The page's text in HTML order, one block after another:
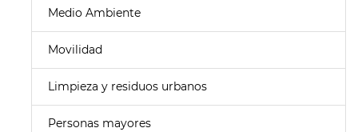
Medio Ambiente
Movilidad
Limpieza y residuos urbanos
Personas mayores